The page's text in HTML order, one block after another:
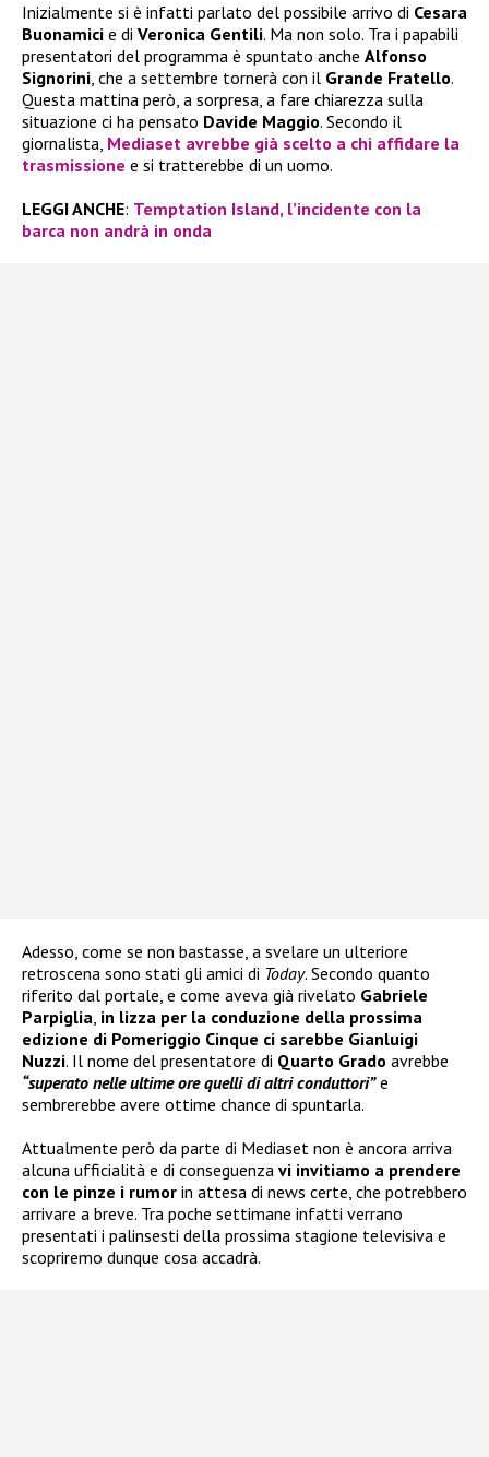
Inizialmente si è infatti parlato del possibile arrivo di Cesara
Buonamici e di Veronica Gentili. Ma non solo. Tra i papabili
presentatori del programma è spuntato anche Alfonso
Signorini, che a settembre tornerà con il Grande Fratello.
Questa mattina però, a sorpresa, a fare chiarezza sulla
situazione ci ha pensato Davide Maggio. Secondo il
giornalista, Mediaset avrebbe già scelto a chi affidare la
trasmissione e si tratterebbe di un uomo.
LEGGI ANCHE: Temptation Island, l’incidente con la
barca non andrà in onda
Adesso, come se non bastasse, a svelare un ulteriore
retroscena sono stati gli amici di Today. Secondo quanto
riferito dal portale, e come aveva già rivelato Gabriele
Parpiglia, in lizza per la conduzione della prossima
edizione di Pomeriggio Cinque ci sarebbe Gianluigi
Nuzzi. Il nome del presentatore di Quarto Grado avrebbe
“superato nelle ultime ore quelli di altri conduttori”e
sembrerebbe avere ottime chance di spuntarla.
Attualmente però da parte di Mediaset non è ancora arriva
alcuna ufficialità e di conseguenza vi invitiamo a prendere
con le pinze i rumor in attesa di news certe, che potrebbero
arrivare a breve. Tra poche settimane infatti verrano
presentati i palinsesti della prossima stagione televisiva e
scopriremo dunque cosa accadrà.